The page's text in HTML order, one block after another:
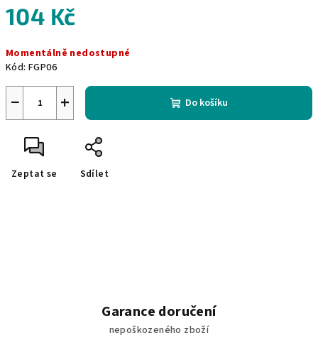
104 Kč
cena:
Momentálně nedostupné
Kód: FGP06
+
− Do košíku
Zeptat se Sdílet
Garance doručení
nepoškozeného zboží